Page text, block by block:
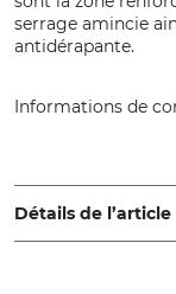
serrage amincie
antidérapante.
Informations de
Germany,
Détails de l’article